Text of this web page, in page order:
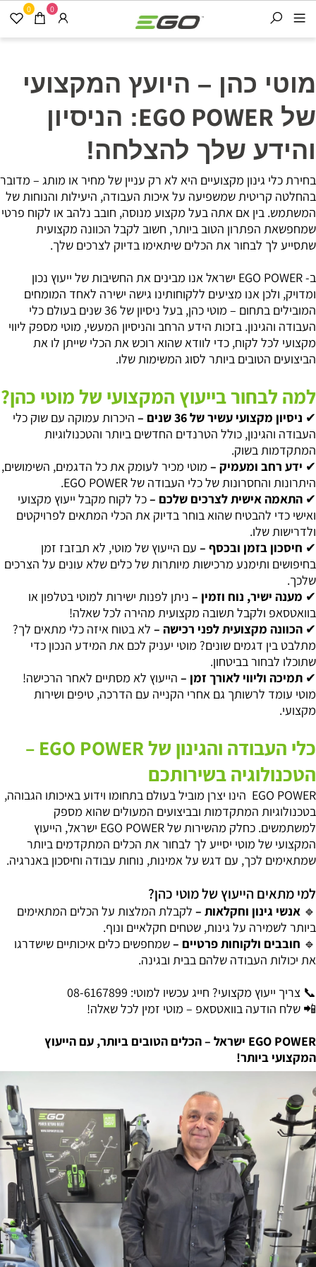
0 0
מוטי כהן – היועץ המקצועי
של EGO POWER: הניסיון
והידע שלך להצלחה!
בחירת כלי גינון מקצועיים היא לא רק עניין של מחיר או מותג – מדובר
בהחלטה קריטית שמשפיעה על איכות העבודה, היעילות והנוחות של
המשתמש. בין אם אתה בעל מקצוע מנוסה, חובב נלהב או לקוח פרטי
שמחפשאת הפתרון הטוב ביותר, חשוב לקבל הכוונה מקצועית
שתסייע לך לבחור את הכלים שיתאימו בדיוק לצרכים שלך.
ב-EGO POWER ישראל אנו מבינים את החשיבות של ייעוץ נכון
ומדויק, ולכן אנו מציעים ללקוחותינו גישה ישירה לאחד המומחים
המובילים בתחום – מוטי כהן, בעל ניסיון של 36 שנים בעולם כלי
העבודה והגינון. בזכות הידע הרחב והניסיון המעשי, מוטי מספק ליווי
מקצועי לכל לקוח, כדי לוודא שהוא רוכש את הכלי שייתן לו את
הביצועים הטובים ביותר לסוג המשימות שלו.
למה לבחור בייעוץ המקצועי של מוטי כהן?
✔ ניסיון מקצועי עשירשל שנים – היכרות עמוקה עם שוק כלי
העבודה והגינון, כולל הטרנדים החדשים ביותר והטכנולוגיות
המתקדמותבשוק.
✔ ידע רחב ומעמיק – מוטי מכיר לעומק אתכל הדגמים, השימושים,
היתרונות והחסרונותשלכלי העבודה שלEGO POWER
.
✔ התאמהאישיתלצרכים שלכם –כל לקוח מקבל ייעוץ מקצועי
ואישי כדי להבטיח שהואבוחרבדיוק את הכלי המתאים לפרויקטים
ולדרישותשלו.
✔ חיסכון בזמן ובכסף – עם הייעוץ של מוטי, לא תבזבז זמן
בחיפושים ותימנע מרכישות מיותרותשלכלים שלא עונים על הצרכים
שלכך.
✔ מענה ישיר, נוח וזמין – ניתן לפנות ישירות למוטי בטלפון או
בוואטסאפ ולקבל תשובה מקצועית מהירה לכלשאלה!
✔ הכוונה מקצועיתלפני רכישה – לאבטוח איזה כלי מתאים לך?
מתלבט בין דגמים שונים? מוטי יעניק לכם את המידע הנכון כדי
שתוכלו לבחור בביטחון.
✔ תמיכה וליווי לאורך זמן – הייעוץ לא מסתיים לאחר הרכישה!
מוטי עומד לרשותך גם אחרי הקנייה עם הדרכה, טיפים ושירות
מקצועי.
כלי העבודה והגינון שלEGO POWER
–
הטכנולוגיה בשירותכם
EGO POWER הינו יצרן מוביל בעולם בתחומו וידוע באיכותו הגבוהה,
בטכנולוגיות המתקדמות ובביצועים המעולים שהוא מספק
למשתמשים. כחלק מהשירות שלEGO POWER ישראל, הייעוץ
המקצועי של מוטי יסייע לך לבחור את הכלים המתקדמים ביותר
שמתאימים לכך, עם דגש על אמינות, נוחות עבודה וחיסכון באנרגיה.
למי מתאים הייעוץ של מוטי כהן?
🔹 אנשי גינון וחקלאות – לקבלת המלצות על הכלים המתאימים
ביותר לשמירה על גינות, שטחים חקלאיים ונוף.
🔹 חובבים ולקוחותפרטיים –שמחפשים כלים איכותיים שישדרגו
את יכולות העבודה שלהם בבית ובגינה.
📞 צריך ייעוץ מקצועי? חייג עכשיו למוטי: 08-6167899
📲 שלח הודעה בוואטסאפ – מוטי זמין לכלשאלה!
EGO POWER ישראל – הכלים הטובים ביותר, עם הייעוץ
המקצועי ביותר!